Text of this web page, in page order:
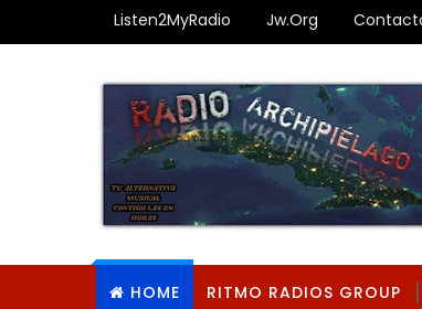
Listen2MyRadio Jw.org
HOME RITMO RADIOS GROUP